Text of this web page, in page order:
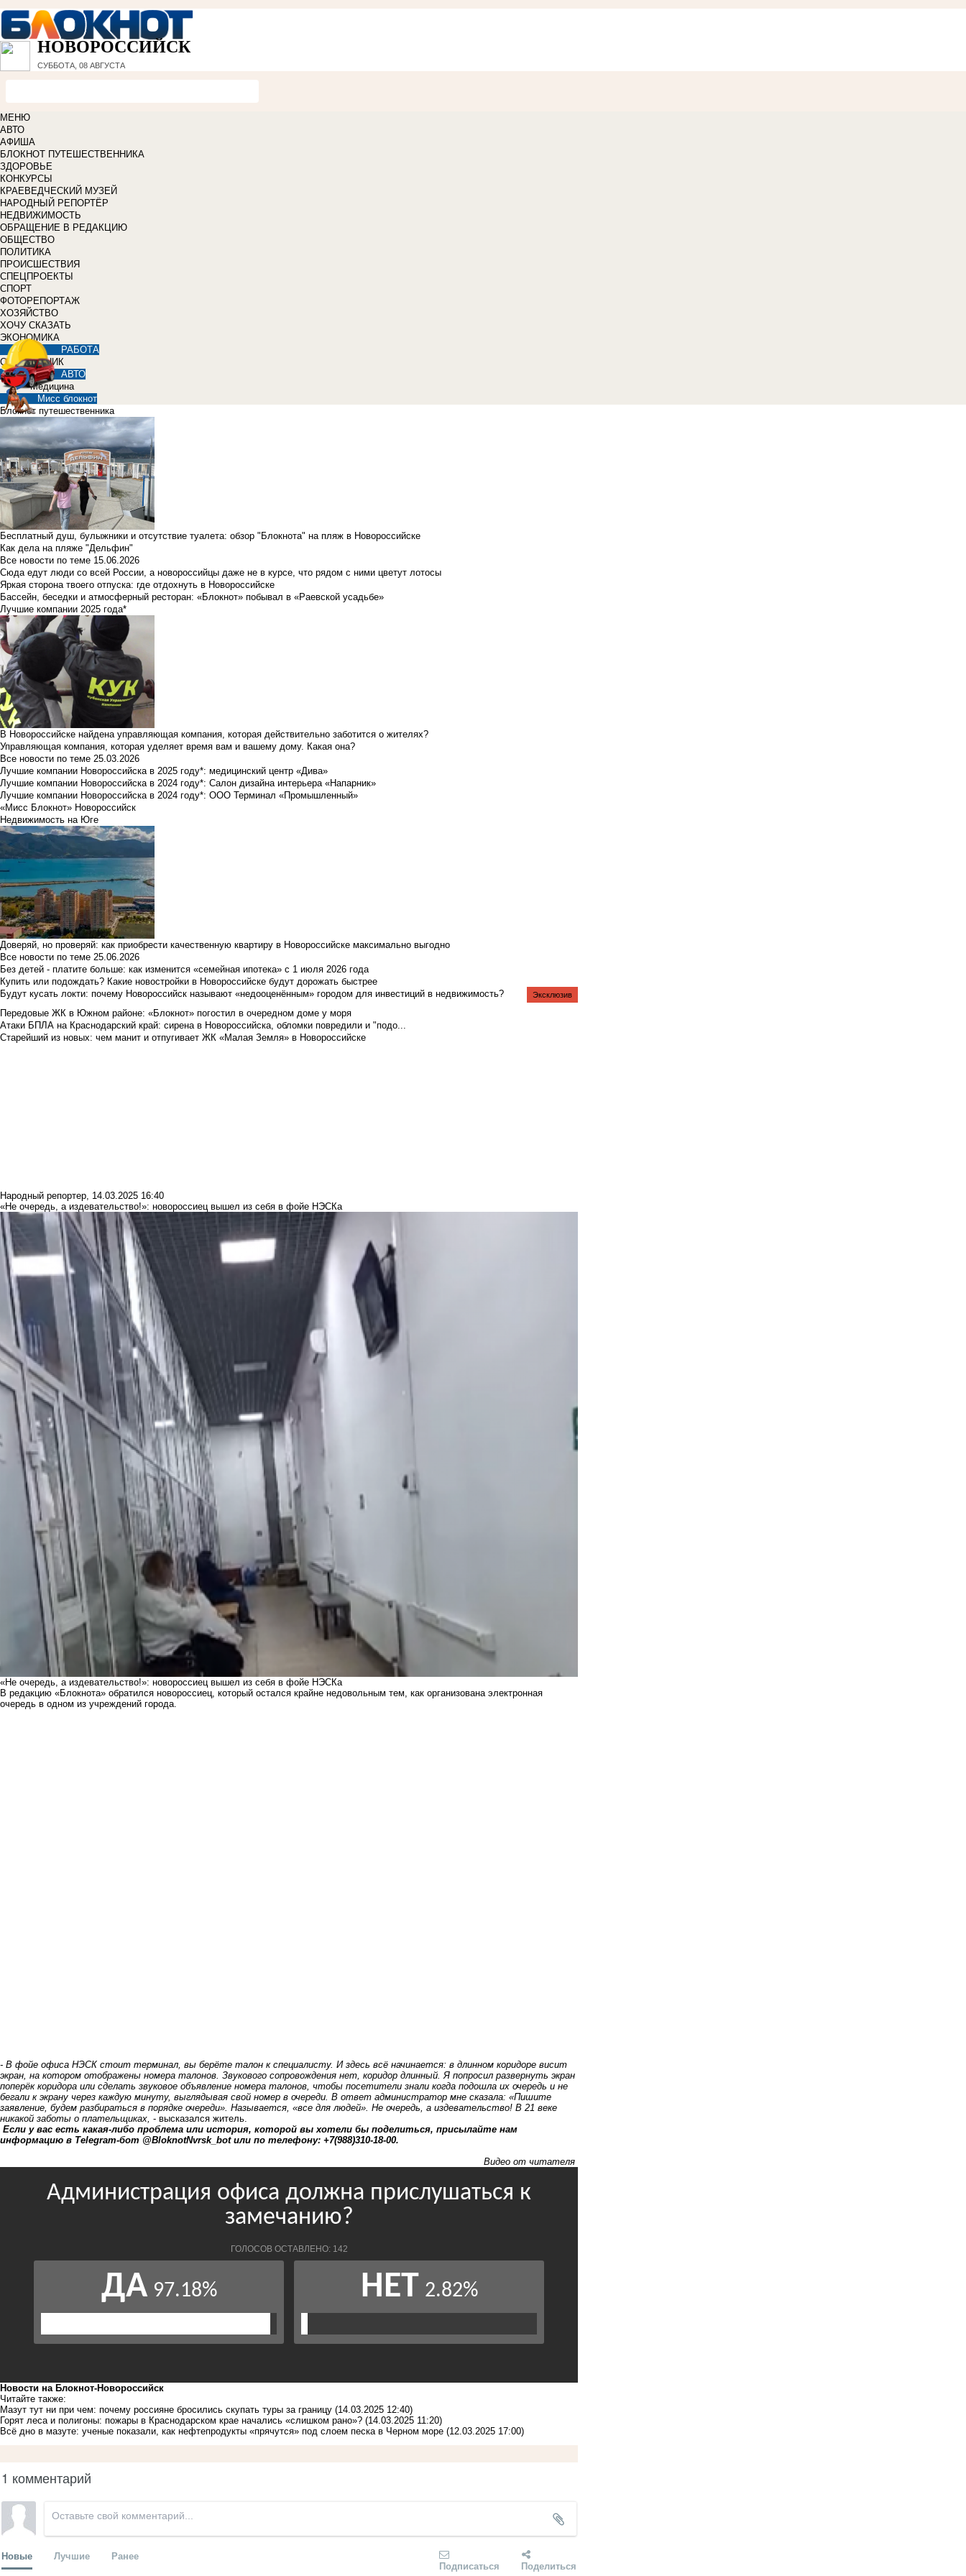
НОВОРОССИЙСК
СУББОТА, 08 АВГУСТА
МЕНЮ
АВТО
АФИША
БЛОКНОТ ПУТЕШЕСТВЕННИКА
ЗДОРОВЬЕ
КОНКУРСЫ
КРАЕВЕДЧЕСКИЙ МУЗЕЙ
НАРОДНЫЙ РЕПОРТЁР
НЕДВИЖИМОСТЬ
ОБРАЩЕНИЕ В РЕДАКЦИЮ
ОБЩЕСТВО
ПОЛИТИКА
ПРОИСШЕСТВИЯ
СПЕЦПРОЕКТЫ
СПОРТ
ФОТОРЕПОРТАЖ
ХОЗЯЙСТВО
ХОЧУ СКАЗАТЬ
ЭКОНОМИКА
РАБОТА
СПРАВОЧНИК
АВТО
Медицина
Мисс блокнот
Блокнот путешественника
Бесплатный душ, булыжники и отсутствие туалета: обзор "Блокнота" на пляж в Новороссийске
Как дела на пляже "Дельфин"
Все новости по теме 15.06.2026
Сюда едут люди со всей России, а новороссийцы даже не в курсе, что рядом с ними цветут лотосы
Яркая сторона твоего отпуска: где отдохнуть в Новороссийске
Бассейн, беседки и атмосферный ресторан: «Блокнот» побывал в «Раевской усадьбе»
Лучшие компании 2025 года*
В Новороссийске найдена управляющая компания, которая действительно заботится о жителях?
Управляющая компания, которая уделяет время вам и вашему дому. Какая она?
Все новости по теме 25.03.2026
Лучшие компании Новороссийска в 2025 году*: медицинский центр «Дива»
Лучшие компании Новороссийска в 2024 году*: Салон дизайна интерьера «Напарник»
Лучшие компании Новороссийска в 2024 году*: ООО Терминал «Промышленный»
«Мисс Блокнот» Новороссийск
Недвижимость на Юге
Доверяй, но проверяй: как приобрести качественную квартиру в Новороссийске максимально выгодно
Все новости по теме 25.06.2026
Без детей - платите больше: как изменится «семейная ипотека» с 1 июля 2026 года
Купить или подождать? Какие новостройки в Новороссийске будут дорожать быстрее
Будут кусать локти: почему Новороссийск называют «недооценённым» городом для инвестиций в недвижимость?
Передовые ЖК в Южном районе: «Блокнот» погостил в очередном доме у моря
Атаки БПЛА на Краснодарский край: сирена в Новороссийска, обломки повредили и "подо...
Старейший из новых: чем манит и отпугивает ЖК «Малая Земля» в Новороссийске
Эксклюзив
Народный репортер, 14.03.2025 16:40
«Не очередь, а издевательство!»: новороссиец вышел из себя в фойе НЭСКа
«Не очередь, а издевательство!»: новороссиец вышел из себя в фойе НЭСКа
В редакцию «Блокнота» обратился новороссиец, который остался крайне недовольным тем, как организована электронная
очередь в одном из учреждений города.
- В фойе офиса НЭСК стоит терминал, вы берёте талон к специалисту. И здесь всё начинается: в длинном коридоре висит
экран, на котором отображены номера талонов. Звукового сопровождения нет, коридор длинный. Я попросил развернуть экран
поперёк коридора или сделать звуковое объявление номера талонов, чтобы посетители знали когда подошла их очередь и не
бегали к экрану через каждую минуту, выглядывая свой номер в очереди. В ответ администратор мне сказала: «Пишите
заявление, будем разбираться в порядке очереди». Называется, «все для людей». Не очередь, а издевательство! В 21 веке
никакой заботы о плательщиках, - высказался житель.
Если у вас есть какая-либо проблема или история, которой вы хотели бы поделиться, присылайте нам
информацию в Telegram-бот @BloknotNvrsk_bot или по телефону: +7(988)310-18-00.
Видео от читателя
Новости на Блoкнoт-Новороссийск
Читайте также:
Мазут тут ни при чем: почему россияне бросились скупать туры за границу (14.03.2025 12:40)
Горят леса и полигоны: пожары в Краснодарском крае начались «слишком рано»? (14.03.2025 11:20)
Всё дно в мазуте: ученые показали, как нефтепродукты «прячутся» под слоем песка в Черном море (12.03.2025 17:00)
1 комментарий
Новые Лучшие Ранее
Подписаться Поделиться